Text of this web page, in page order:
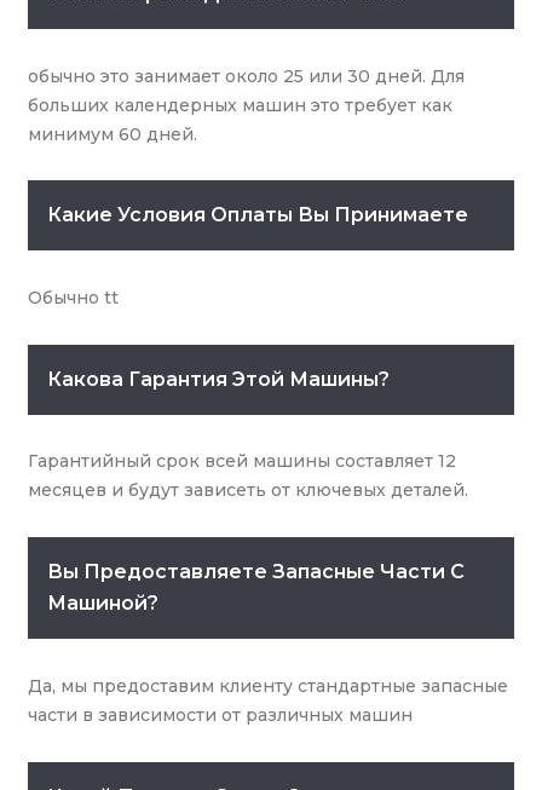
обычно это занимает около 25 или 30 дней. Для
больших календерных машин это требует как
минимум 60 дней.
Какие Условия Оплаты Вы Принимаете
Обычно tt
Какова Гарантия Этой Машины?
Гарантийный срок всей машины составляет 12
месяцев и будут зависеть от ключевых деталей.
Вы Предоставляете Запасные Части С
Машиной?
Да, мы предоставим клиенту стандартные запасные
части в зависимости от различных машин